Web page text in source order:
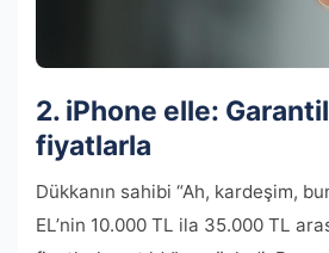
2. iPhone elle:
fiyatlarla
Dükkanın sahibi “Ah, kardeşim,
EL’nin 10.000 TL ila 35.000 TL